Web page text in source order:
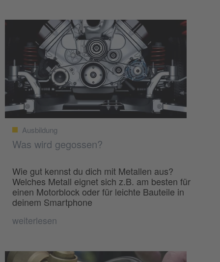
Ausbildung
Was wird gegossen?
Wie gut kennst du dich mit Metallen aus?
Welches Metall eignet sich z.B. am besten für
einen Motorblock oder für leichte Bauteile in
deinem Smartphone
weiterlesen